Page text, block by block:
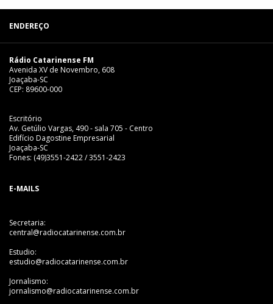
ENDEREÇO
Rádio Catarinense FM
Avenida XV de Novembro, 608
Joaçaba-SC
CEP: 89600-000
Escritório
Av. Getúlio Vargas, 490 - sala 705 - Centro
Edifício Dagostine Empresarial
Joaçaba-SC
Fones: (49)3551-2422 / 3551-2423
E-MAILS
Secretaria:
central@radiocatarinense.com.br
Estudio:
estudio@radiocatarinense.com.br
Jornalismo:
jornalismo@radiocatarinense.com.br